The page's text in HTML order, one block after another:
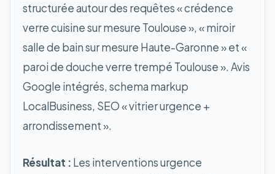
structurée autour des requêtes « crédence
verre cuisine sur mesure Toulouse », « miroir
salle de bain sur mesure Haute-Garonne » et «
paroi de douche verre trempé Toulouse ». Avis
Google intégrés, schema markup
LocalBusiness, SEO « vitrier urgence +
arrondissement ».
Résultat : Les interventions urgence